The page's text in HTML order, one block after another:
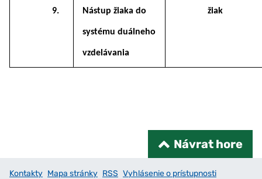
9. Nástup žiaka do
systému duálneho
vzdelávania
žiak
Návrat hore
Kontakty Mapa stránky RSS Vyhlásenie o prístupnosti